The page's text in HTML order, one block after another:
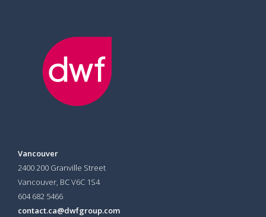
Vancouver
2400 200 Granville Street
Vancouver, BC V6C 1S4
604 682 5466
contact.ca@dwfgroup.com